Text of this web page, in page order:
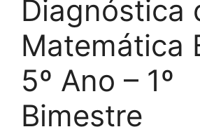
Diagnóstica
Matemática
5º Ano – 1º
Bimestre